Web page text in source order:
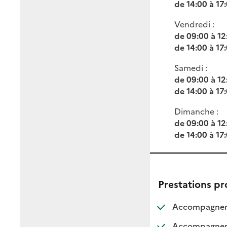
de 14:00 à
Vendredi :
de 09:00 à
de 14:00 à
Samedi :
de 09:00 à
de 14:00 à
Dimanche :
de 09:00 à
de 14:00 à
Prestations